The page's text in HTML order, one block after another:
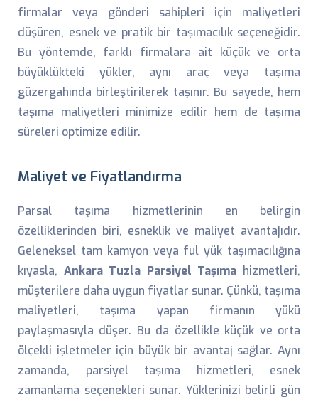
firmalar veya gönderi sahipleri için maliyetleri
düşüren, esnek ve pratik bir taşımacılık seçeneğidir.
Bu yöntemde, farklı firmalara ait küçük ve orta
büyüklükteki yükler, aynı araç veya taşıma
güzergahında birleştirilerek taşınır. Bu sayede, hem
taşıma maliyetleri minimize edilir hem de taşıma
süreleri optimize edilir.
Maliyet ve Fiyatlandırma
Parsal taşıma hizmetlerinin en belirgin
özelliklerinden biri, esneklik ve maliyet avantajıdır.
Geleneksel tam kamyon veya ful yük taşımacılığına
kıyasla, Ankara Tuzla Parsiyel Taşıma hizmetleri,
müşterilere daha uygun fiyatlar sunar. Çünkü, taşıma
maliyetleri, taşıma yapan firmanın yükü
paylaşmasıyla düşer. Bu da özellikle küçük ve orta
ölçekli işletmeler için büyük bir avantaj sağlar. Aynı
zamanda, parsiyel taşıma hizmetleri, esnek
zamanlama seçenekleri sunar. Yüklerinizi belirli gün